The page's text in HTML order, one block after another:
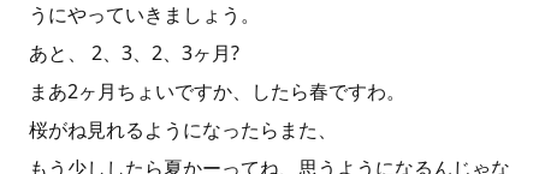
うにやっていきましょう。
あと、 2、3、2、3ヶ月?
まあ2ヶ月ちょいですか、したら春ですわ。
桜がね見れるようになったらまた、
もう少ししたら夏かーってね、思うようになるんじゃな